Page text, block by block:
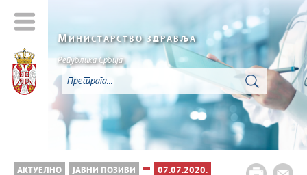
МИНИСТАРСТВО ЗДРАВЉА
Република Србија
АКТУЕЛНО ЈАВНИ ПОЗИВИ 07.07.2020.